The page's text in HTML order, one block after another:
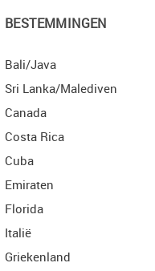
BESTEMMINGEN
Bali/Java
Sri Lanka/Malediven
Canada
Costa Rica
Cuba
Emiraten
Florida
Italië
Griekenland